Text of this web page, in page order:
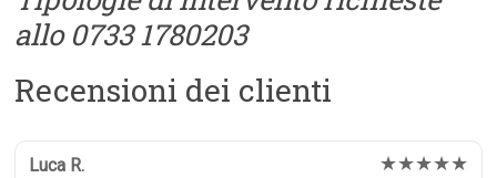
allo 0733 1780203
Recensioni dei clienti
Luca R. ★★★★★